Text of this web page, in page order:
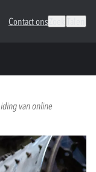
Contact ons
van online